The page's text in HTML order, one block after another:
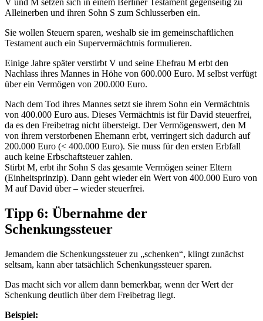
V und M setzen sich in einem Berliner Testament gegenseitig zu
Alleinerben und ihren Sohn S zum Schlusserben ein.
Sie wollen Steuern sparen, weshalb sie im gemeinschaftlichen
Testament auch ein Supervermächtnis formulieren.
Einige Jahre später verstirbt V und seine Ehefrau M erbt den
Nachlass ihres Mannes in Höhe von 600.000 Euro. M selbst verfügt
über ein Vermögen von 200.000 Euro.
Nach dem Tod ihres Mannes setzt sie ihrem Sohn ein Vermächtnis
von 400.000 Euro aus. Dieses Vermächtnis ist für David steuerfrei,
da es den Freibetrag nicht übersteigt. Der Vermögenswert, den M
von ihrem verstorbenen Ehemann erbt, verringert sich dadurch auf
200.000 Euro (< 400.000 Euro). Sie muss für den ersten Erbfall
auch keine Erbschaftsteuer zahlen.
Stirbt M, erbt ihr Sohn S das gesamte Vermögen seiner Eltern
(Einheitsprinzip). Dann geht wieder ein Wert von 400.000 Euro von
M auf David über – wieder steuerfrei.
Tipp 6: Übernahme der
Schenkungssteuer
Jemandem die Schenkungssteuer zu „schenken“, klingt zunächst
seltsam, kann aber tatsächlich Schenkungssteuer sparen.
Das macht sich vor allem dann bemerkbar, wenn der Wert der
Schenkung deutlich über dem Freibetrag liegt.
Beispiel: